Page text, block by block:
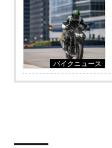
バイクニュース